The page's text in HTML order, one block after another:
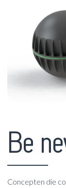
Be
Concepten die